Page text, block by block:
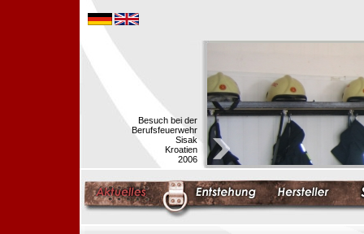
Besuch bei der
Berufsfeuerwehr
Sisak
Kroatien
2006